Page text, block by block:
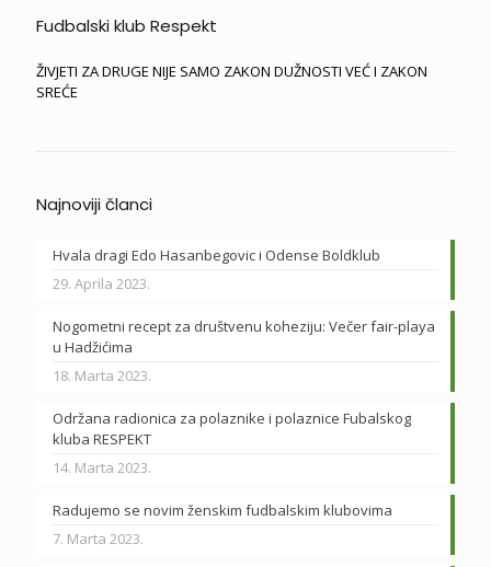
Fudbalski klub Respekt
ŽIVJETI ZA DRUGE NIJE SAMO ZAKON DUŽNOSTI VEĆ I ZAKON
SREĆE
Najnoviji članci
Hvala dragi Edo Hasanbegovic i Odense Boldklub
29. Aprila 2023.
Nogometni recept za društvenu koheziju: Večer fair-playa
u Hadžićima
18. Marta 2023.
Održana radionica za polaznike i polaznice Fubalskog
kluba RESPEKT
14. Marta 2023.
Radujemo se novim ženskim fudbalskim klubovima
7. Marta 2023.